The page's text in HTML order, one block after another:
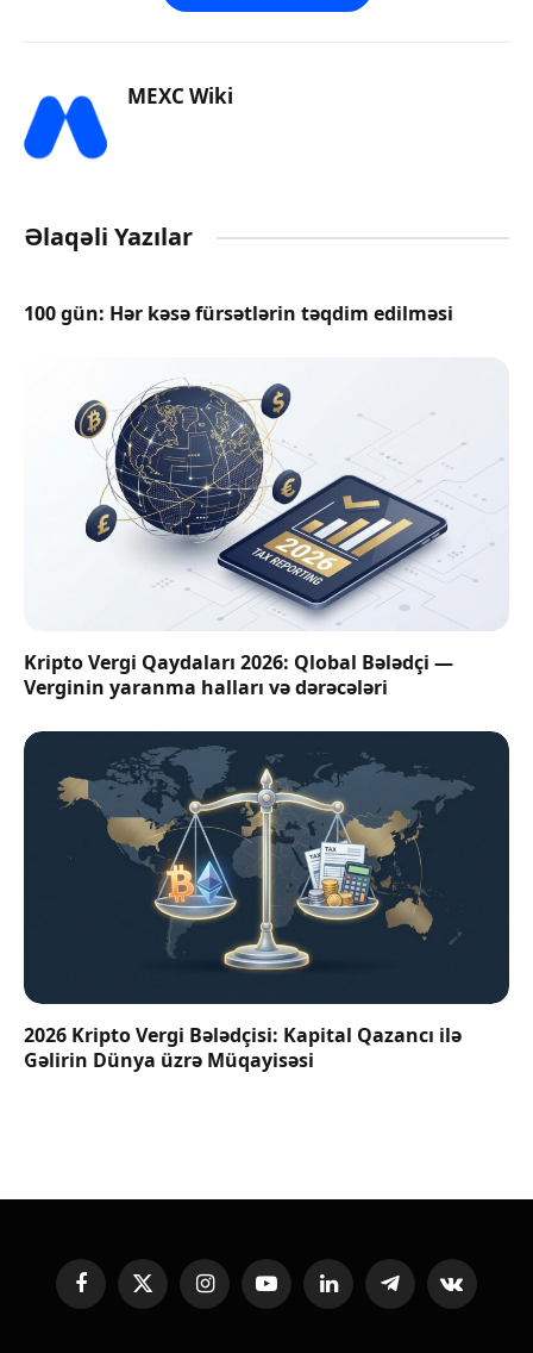
MEXC Wiki
Əlaqəli Yazılar
100 gün: Hər kəsə fürsətlərin təqdim edilməsi
Kripto Vergi Qaydaları 2026: Qlobal Bələdçi —
Verginin yaranma halları və dərəcələri
2026 Kripto Vergi Bələdçisi: Kapital Qazancı ilə
Gəlirin Dünya üzrə Müqayisəsi
FacebookX
(Twitter)
InstagramYouTubeLinkedInTelegramVKontakte